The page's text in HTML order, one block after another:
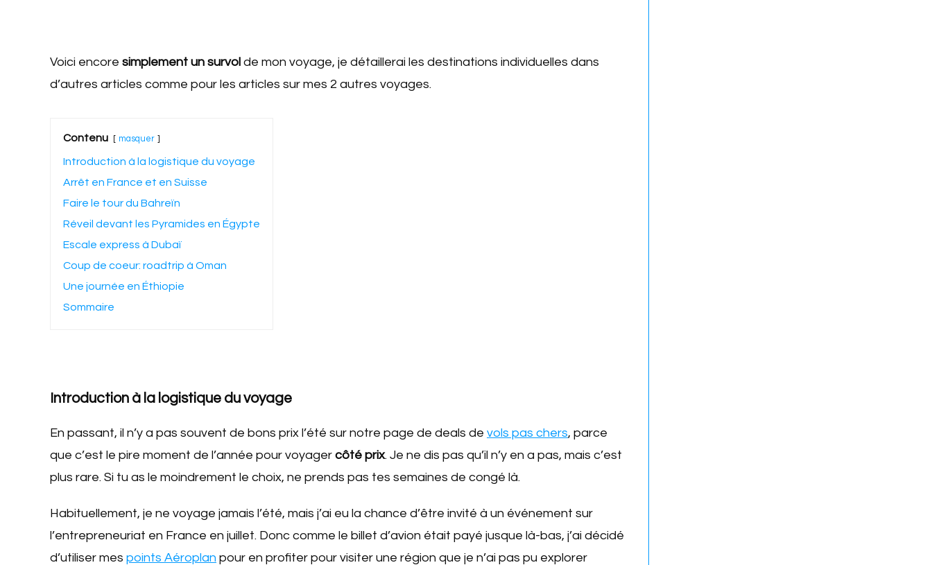
Voici encore simplement un survol de mon voyage, je détaillerai les destinations individuelles dans
d’autres articles comme pour les articles sur mes 2 autres voyages.
Contenu masquer
Introduction à la logistique du voyage
Arrêt en France et en Suisse
Faire le tour du Bahreïn
Réveil devant les Pyramides en Égypte
Escale express à Dubaï
Coup de coeur: roadtrip à Oman
Une journée en Éthiopie
Sommaire
Introduction à la logistique du voyage
En passant, il n’y a pas souvent de bons prix l’été sur notre page de deals de vols pas chers, parce
que c’est le pire moment de l’année pour voyager côté prix. Je ne dis pas qu’il n’y en a pas, mais c’est
plus rare. Si tu as le moindrement le choix, ne prends pas tes semaines de congé là.
Habituellement, je ne voyage jamais l’été, mais j’ai eu la chance d’être invité à un événement sur
l’entrepreneuriat en France en juillet. Donc comme le billet d’avion était payé jusque là-bas, j’ai décidé
d’utiliser mes points Aéroplan pour en profiter pour visiter une région que je n’ai pas pu explorer